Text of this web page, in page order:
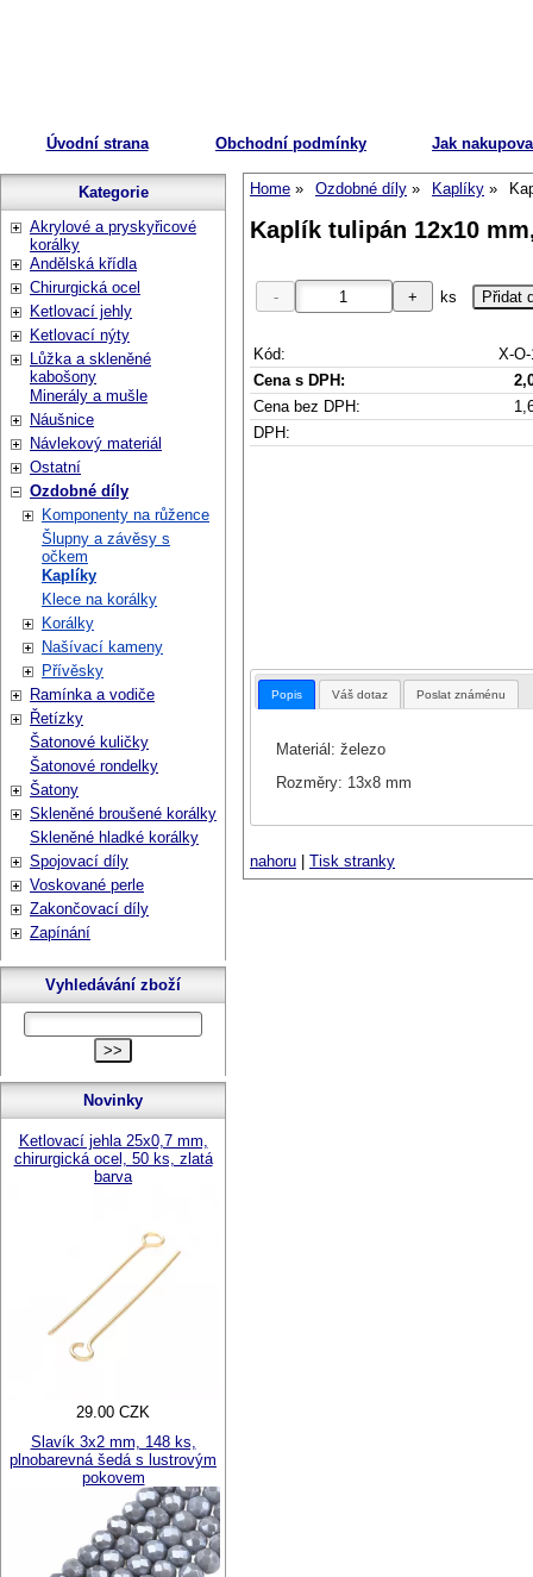
Úvodní strana Obchodní podmínky Jak
Home Ozdobné díly Kaplíky
Kaplík tulipán 12x10
ks
Kód:
X-
Cena s DPH:
Cena bez DPH:
DPH:
Popis Váš dotaz Poslat známénu
Materiál: železo
Rozměry: 13x8 mm
nahoru Tisk stranky
Kategorie
Akrylové a pryskyřicové
korálky
Andělská křídla
Chirurgická ocel
Ketlovací jehly
Ketlovací nýty
Lůžka a skleněné
kabošony
Minerály a mušle
Náušnice
Návlekový materiál
Ostatní
Ozdobné díly
Komponenty na růžence
Šlupny a závěsy s
očkem
Kaplíky
Klece na korálky
Korálky
Našívací kameny
Přívěsky
Ramínka a vodiče
Řetízky
Šatonové kuličky
Šatonové rondelky
Šatony
Skleněné broušené korálky
Skleněné hladké korálky
Spojovací díly
Voskované perle
Zakončovací díly
Zapínání
Vyhledávání zboží
Novinky
Ketlovací jehla 25x0,7 mm,
chirurgická ocel, 50 ks, zlatá
barva
29.00 CZK
Slavík 3x2 mm, 148 ks,
plnobarevná šedá s lustrovým
pokovem